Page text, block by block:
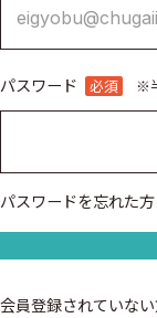
パスワード 必須 ※
パスワードを忘れた
会員登録されていな